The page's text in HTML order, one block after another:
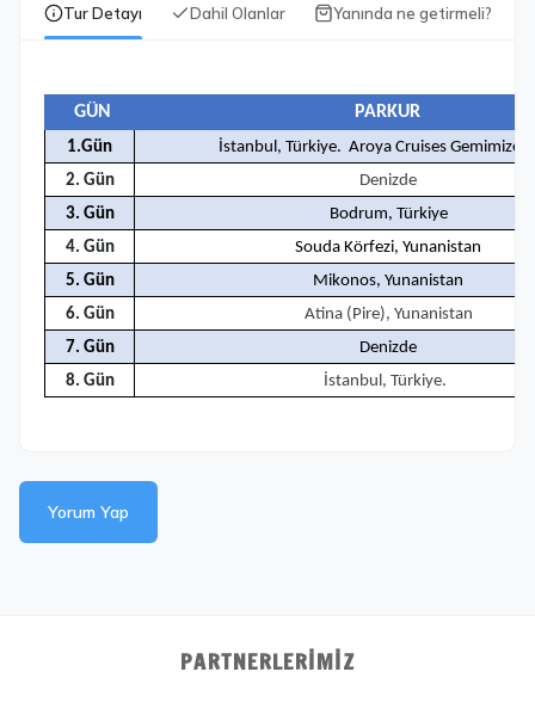
Tur Detayı Dahil Olanlar Yanında ne getirmeli?
GÜN PARKUR
1.Gün
İstanbul, Türkiye. Aroya Cruises Gemimize
2. Gün
Denizde
3. Gün
Bodrum, Türkiye
4. Gün
Souda Körfezi, Yunanistan
5. Gün
Mikonos, Yunanistan
6. Gün
Atina (Pire), Yunanistan
7. Gün
Denizde
8. Gün
İstanbul, Türkiye.
Yorum Yap
PARTNERLERIMIZ